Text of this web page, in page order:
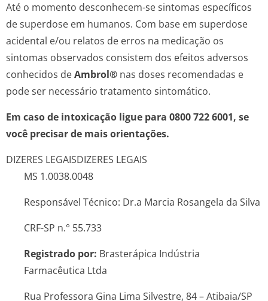
Até o momento desconhecem-se sintomas específicos
de superdose em humanos. Com base em superdose
acidental e/ou relatos de erros na medicação os
sintomas observados consistem dos efeitos adversos
conhecidos deAmbrol® nas doses recomendadas e
pode ser necessário tratamento sintomático.
Em caso de intoxicação ligue para 0800 722 6001, se
você precisar de mais orientações.
DIZERES LEGAISDIZERES LEGAIS
MS 1.0038.0048
Responsável Técnico: Dr.a Marcia Rosangela da Silva
CRF-SP n.° 55.733
Registrado por: Brasterápica Indústria
Farmacêutica Ltda
Rua Professora Gina Lima Silvestre, 84 – Atibaia/SP